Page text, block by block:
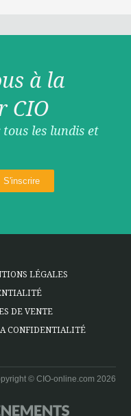
à la
CIO
les lundis et
LÉGALES
DE VENTE
CONFIDENTIALITÉ
© CIO-online.com 2026